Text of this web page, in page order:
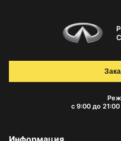
с 9:00 до 21:00
Информация